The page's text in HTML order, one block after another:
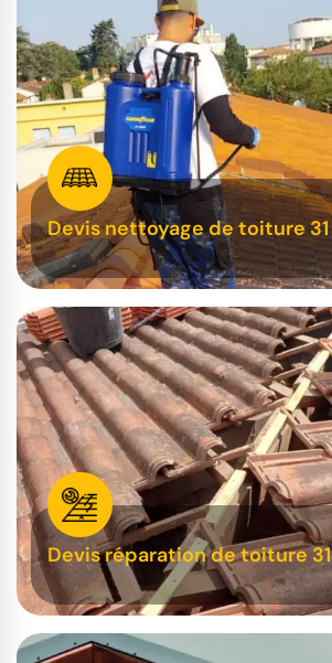
Devis nettoyage de toiture 31
Devis réparation de toiture 31